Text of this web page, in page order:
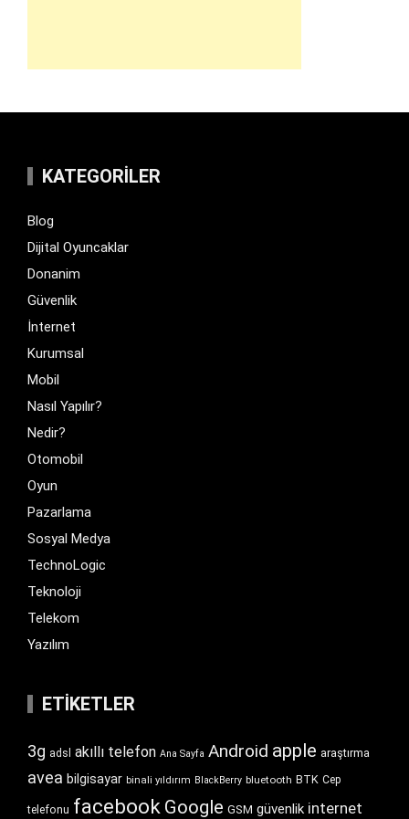
KATEGORILER
Blog
Dijital Oyuncaklar
Donanim
Güvenlik
İnternet
Kurumsal
Mobil
Nasıl Yapılır?
Nedir?
Otomobil
Oyun
Pazarlama
Sosyal Medya
TechnoLogic
Teknoloji
Telekom
Yazılım
ETIKETLER
3g adsl akıllı telefon Ana Sayfa Android apple araştırma
avea bilgisayar binali yıldırım BlackBerry bluetooth BTK Cep
telefonu facebook Google GSM güvenlik internet